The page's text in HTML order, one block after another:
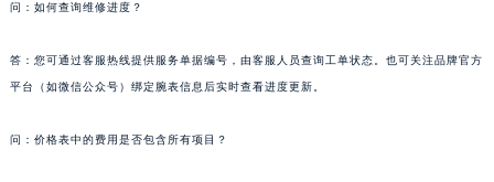
问：如何查询维修进度？
答：您可通过客服热线提供服务单据编号，由客服人员查询工单状态。也可关注品牌官方
平台（如微信公众号）绑定腕表信息后实时查看进度更新。
问：价格表中的费用是否包含所有项目？